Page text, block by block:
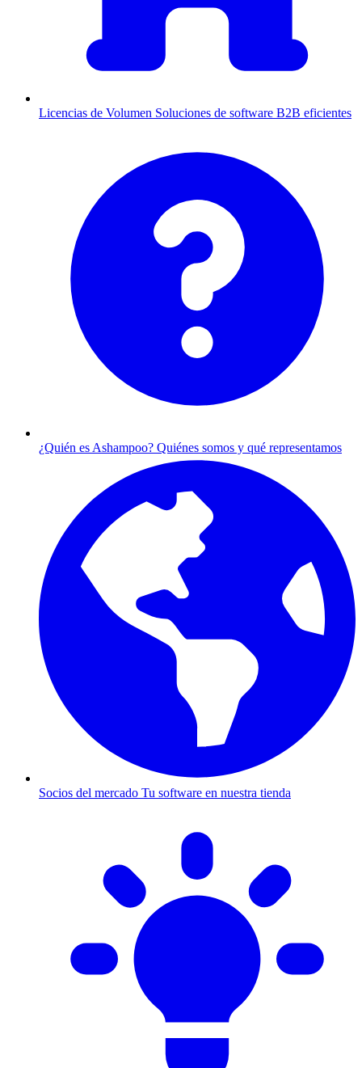
Licencias de Volumen Soluciones de software B2B eficientes
¿Quién es Ashampoo? Quiénes somos y qué representamos
Socios del mercado Tu software en nuestra tienda